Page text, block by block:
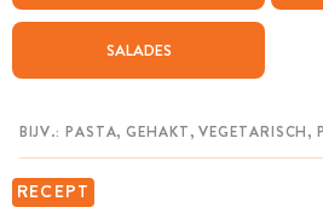
SALADES
RECEPT
WEEKMENU
CHAT MET MAIA
MIJN BEWAARDE RECEPTEN